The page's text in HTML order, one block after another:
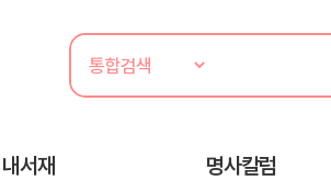
내서재 명사칼럼